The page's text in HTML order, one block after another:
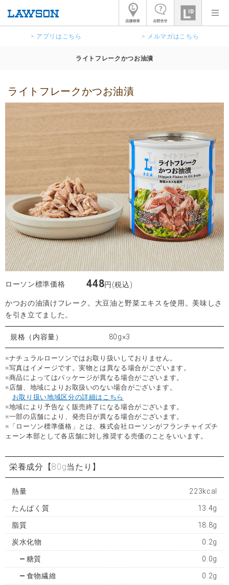
> アプリはこちら > メルマガはこちら
ライトフレークかつお油漬
ライトフレークかつお油漬
ローソン標準価格 448円(税込)
かつおの油漬けフレーク。大豆油と野菜エキスを使用。美味しさ
を引き立てました。
規格（内容量） 80g×3
※ナチュラルローソンではお取り扱いしておりません。
※写真はイメージです。実物とは異なる場合がございます。
※商品によってはパッケージが異なる場合がございます。
※店舗、地域によりお取扱いのない場合がございます。
お取り扱い地域区分の詳細はこちら
※地域により予告なく販売終了になる場合がございます。
※一部の店舗により、発売日が異なる場合がございます。
※「ローソン標準価格」とは、株式会社ローソンがフランチャイズチ
ェーン本部として各店舗に対し推奨する売価のことをいいます。
栄養成分 【80g当たり】
熱量 223kcal
たんぱく質 13.4g
脂質 18.8g
炭水化物 0.2g
糖質 0.0g
食物繊維 0.2g